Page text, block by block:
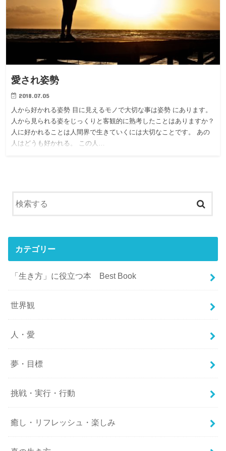
愛され姿勢
2018.07.05
人から好かれる姿勢 目に見えるモノで大切な事は姿勢 にあります。
人から見られる姿をじっくりと客観的に熟考したことはありますか？
人に好かれることは人間界で生きていくには大切なことです。 あの
人はどうも好かれる。 この人…
カテゴリー
「生き方」に役立つ本 Best Book
世界観
人・愛
夢・目標
挑戦・実行・行動
癒し・リフレッシュ・楽しみ